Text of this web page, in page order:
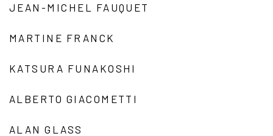
JEAN-MICHEL FAUQUET
MARTINE FRANCK
KATSURA FUNAKOSHI
ALBERTO GIACOMETTI
ALAN GLASS